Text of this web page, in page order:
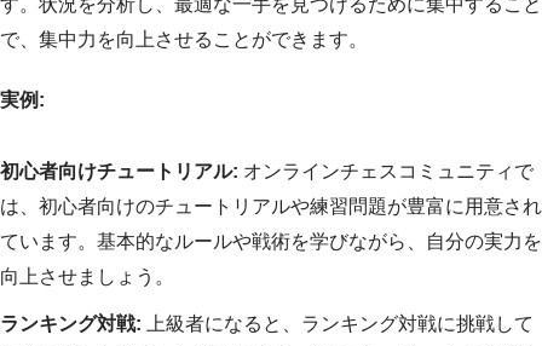
で、集中力を向上させることができます。
実例:
初心者向けチュートリアル: オンラインチェスコミュニティで
は、初心者向けのチュートリアルや練習問題が豊富に用意され
ています。基本的なルールや戦術を学びながら、自分の実力を
向上させましょう。
ランキング対戦: 上級者になると、ランキング対戦に挑戦して